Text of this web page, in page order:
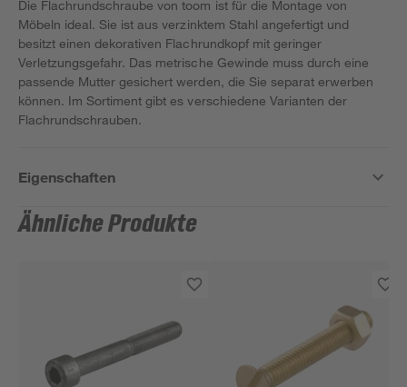
Die Flachrundschraube von toom ist für die Montage von
Möbeln ideal. Sie ist aus verzinktem Stahl angefertigt und
besitzt einen dekorativen Flachrundkopf mit geringer
Verletzungsgefahr. Das metrische Gewinde muss durch eine
passende Mutter gesichert werden, die Sie separat erwerben
können. Im Sortiment gibt es verschiedene Varianten der
Flachrundschrauben.
Eigenschaften
Ähnliche Produkte